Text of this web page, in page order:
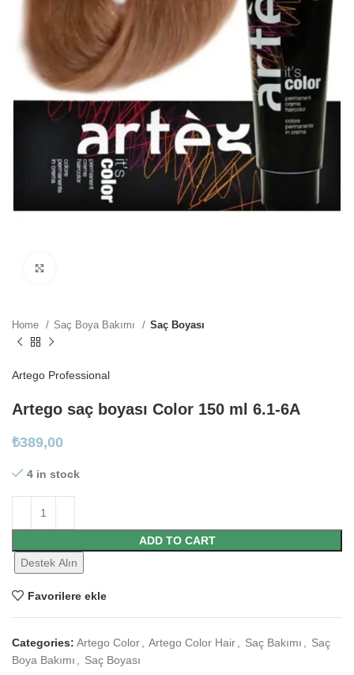
Home Saç Boya Bakımı Saç Boyası
Artego Professional
Artego saç boyası Color 150 ml 6.1-6A
₺389,00
4 in stock
ADD TO CART
Destek Alın
Favorilere ekle
Categories: Artego Color, Artego Color Hair, Saç Bakımı , Saç
Boya Bakımı , Saç Boyası